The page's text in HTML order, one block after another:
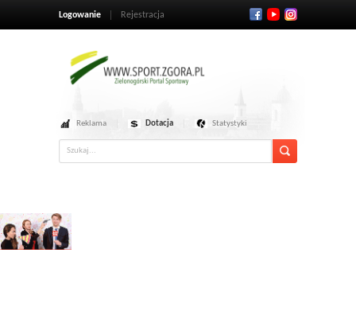
Logowanie Rejestracja
Reklama Dotacja Statystyki